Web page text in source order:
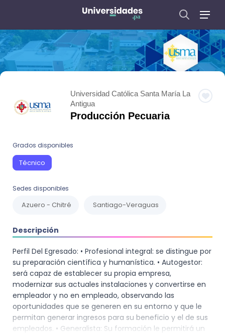
Universidad Católica Santa María La
Antigua
Producción Pecuaria
Grados disponibles
Técnico
Sedes disponibles
Azuero - Chitré Santiago-Veraguas
Descripción
Perfil Del Egresado: • Profesional integral: se distingue por
su preparación científica y humanística. • Autogestor:
será capaz de establecer su propia empresa,
modernizar sus actuales instalaciones y convertirse en
empleador y no en empleado, observando las
oportunidades que se generen en su entorno y que le
permitan generar ingresos para su beneficio y el de sus
empleados. • Generalista: Su formación le permitirá un